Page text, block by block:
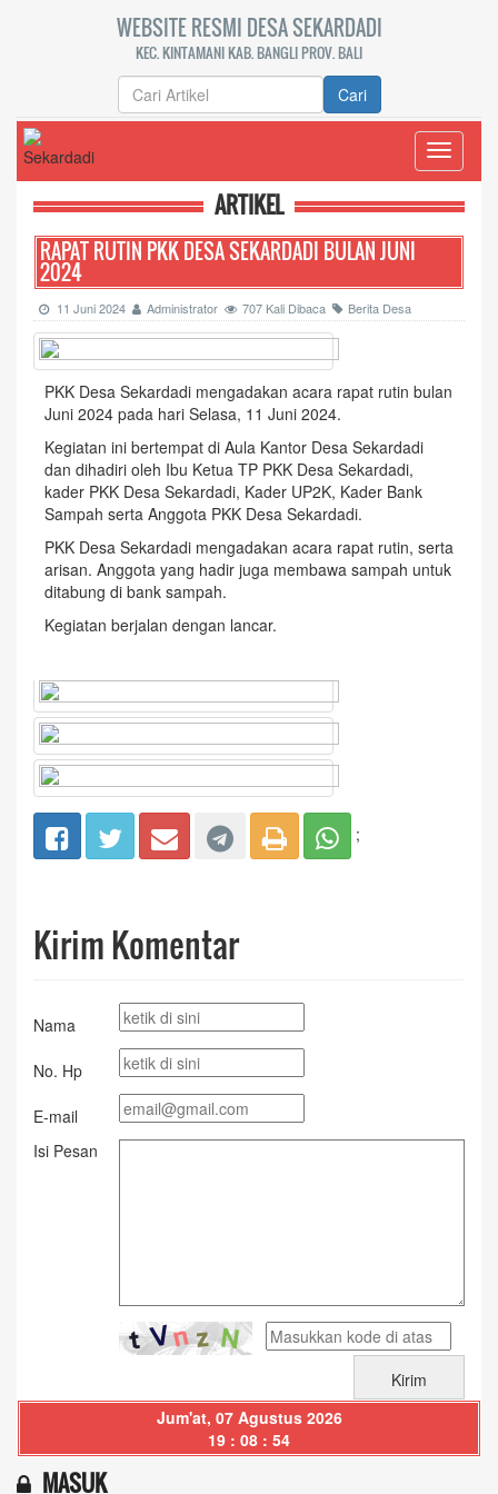
WEBSITE RESMI DESA SEKARDADI
KEC. KINTAMANI KAB. BANGLI PROV. BALI
Cari
Toggle
ARTIKEL
RAPAT RUTIN PKK DESA SEKARDADI BULAN JUNI
2024
11 Juni 2024 Administrator 707 Kali Dibaca Berita Desa
PKK Desa Sekardadi mengadakan acara rapat rutin bulan
Juni 2024 pada hari Selasa, 11 Juni 2024.
Kegiatan ini bertempat di Aula Kantor Desa Sekardadi
dan dihadiri oleh Ibu Ketua TP PKK Desa Sekardadi,
kader PKK Desa Sekardadi, Kader UP2K, Kader Bank
Sampah serta Anggota PKK Desa Sekardadi.
PKK Desa Sekardadi mengadakan acara rapat rutin, serta
arisan. Anggota yang hadir juga membawa sampah untuk
ditabung di bank sampah.
Kegiatan berjalan dengan lancar.
;
Kirim Komentar
Nama
No. Hp
E-mail
Isi Pesan
Jum'at, 07 Agustus 2026
19 : 08 : 55
MASUK